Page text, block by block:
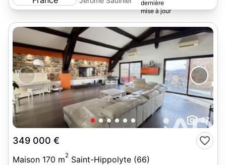
27
349 000 €
Maison 170 m2 Saint-Hippolyte (66)